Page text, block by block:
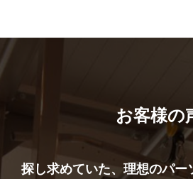
お客様の
探し求めていた、理想のパー